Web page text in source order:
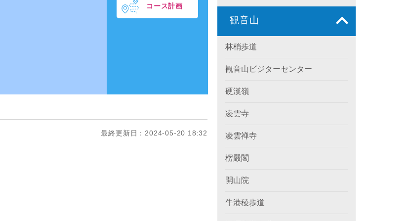
コース計画
最終更新日：2024-05-20 18:32
観音山
林梢歩道
観音山ビジターセンター
硬漢嶺
凌雲寺
凌雲禅寺
楞嚴閣
開山院
牛港稜歩道